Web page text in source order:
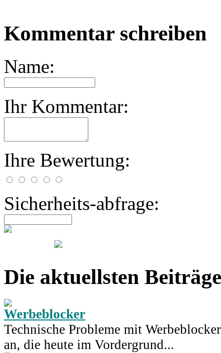
Kommentar schreiben
Name:
Ihr Kommentar:
Ihre Bewertung:
Sicherheits-abfrage:
Die aktuellsten Beiträge
Werbeblocker
Technische Probleme mit
an, die heute im Vordergrund...